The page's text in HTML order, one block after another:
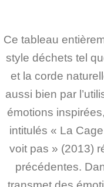
Ce tableau
style déchets tel
et la corde
aussi bien par
émotions
intitulés « La
voit pas » (2013)
précédentes.